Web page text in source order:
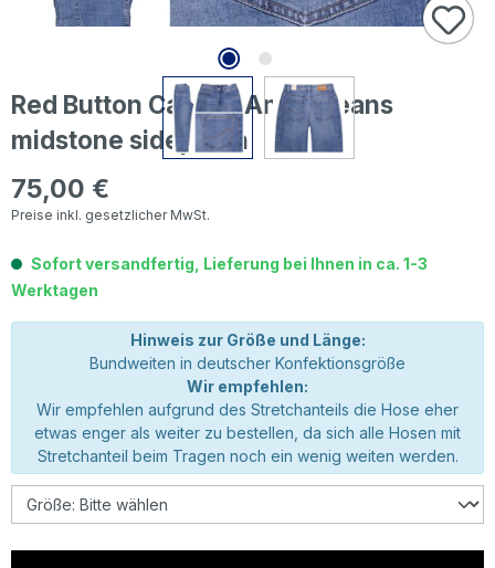
Red Button Caitlina Ankle Jeans
midstone sidepatch
Regulärer Preis:
75,00 €
Preise inkl. gesetzlicher MwSt.
Sofort versandfertig, Lieferung bei Ihnen in ca. 1-3
Werktagen
Hinweis zur Größe und Länge:
Bundweiten in deutscher Konfektionsgröße
Wir empfehlen:
Wir empfehlen aufgrund des Stretchanteils die Hose eher
etwas enger als weiter zu bestellen, da sich alle Hosen mit
Stretchanteil beim Tragen noch ein wenig weiten werden.